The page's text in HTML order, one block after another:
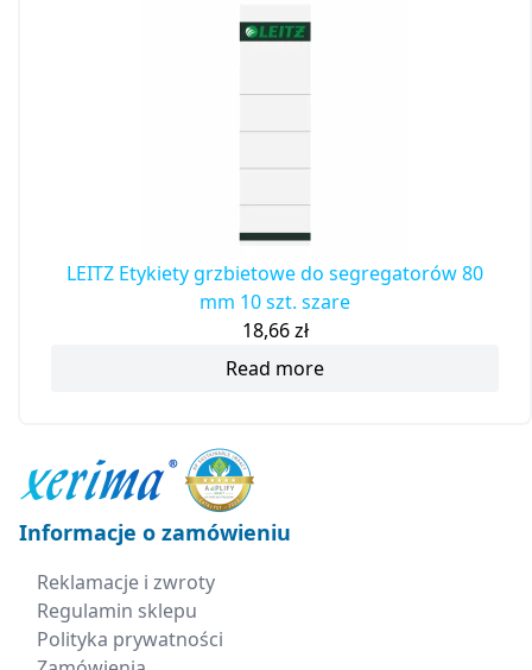
LEITZ Etykiety grzbietowe do segregatorów 80
mm 10 szt. szare
18,66zł
Read more
Informacje o zamówieniu
Reklamacje i zwroty
Regulamin sklepu
Polityka prywatności